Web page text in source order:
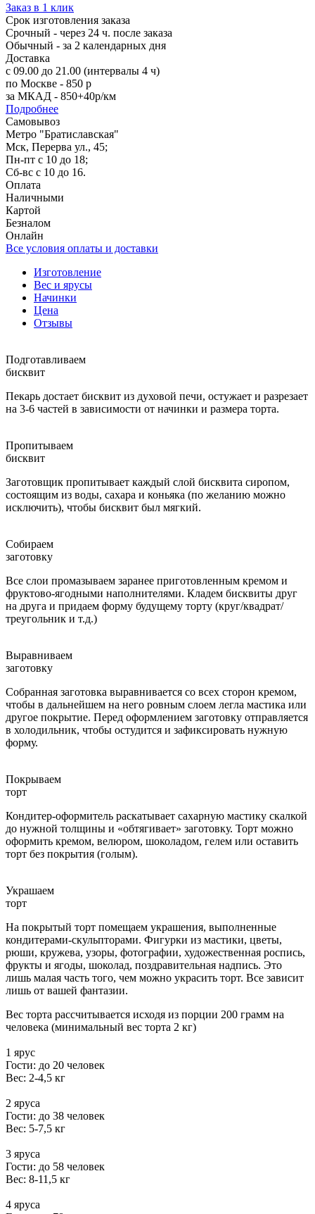
Заказ в 1 клик
Срок изготовления заказа
Срочный - через 24 ч. после заказа
Обычный - за 2 календарных дня
Доставка
с 09.00 до 21.00 (интервалы 4 ч)
по Москве - 850 р
за МКАД - 850+40р/км
Подробнее
Самовывоз
Метро "Братиславская"
Мск, Перерва ул., 45;
Пн-пт с 10 до 18;
Сб-вс с 10 до 16.
Оплата
Наличными
Картой
Безналом
Онлайн
Все условия оплаты и доставки
Изготовление
Вес и ярусы
Начинки
Цена
Отзывы
Подготавливаем
бисквит
Пекарь достает бисквит из духовой печи, остужает и разрезает
на 3-6 частей в зависимости от начинки и размера торта.
Пропитываем
бисквит
Заготовщик пропитывает каждый слой бисквита сиропом,
состоящим из воды, сахара и коньяка (по желанию можно
исключить), чтобы бисквит был мягкий.
Собираем
заготовку
Все слои промазываем заранее приготовленным кремом и
фруктово-ягодными наполнителями. Кладем бисквиты друг
на друга и придаем форму будущему торту (круг/квадрат/
треугольник и т.д.)
Выравниваем
заготовку
Собранная заготовка выравнивается со всех сторон кремом,
чтобы в дальнейшем на него ровным слоем легла мастика или
другое покрытие. Перед оформлением заготовку отправляется
в холодильник, чтобы остудится и зафиксировать нужную
форму.
Покрываем
торт
Кондитер-оформитель раскатывает сахарную мастику скалкой
до нужной толщины и «обтягивает» заготовку. Торт можно
оформить кремом, велюром, шоколадом, гелем или оставить
торт без покрытия (голым).
Украшаем
торт
На покрытый торт помещаем украшения, выполненные
кондитерами-скульпторами. Фигурки из мастики, цветы,
рюши, кружева, узоры, фотографии, художественная роспись,
фрукты и ягоды, шоколад, поздравительная надпись. Это
лишь малая часть того, чем можно украсить торт. Все зависит
лишь от вашей фантазии.
Вес торта рассчитывается исходя из порции 200 грамм на
человека (минимальный вес торта 2 кг)
1 ярус
Гости: до 20 человек
Вес: 2-4,5 кг
2 яруса
Гости: до 38 человек
Вес: 5-7,5 кг
3 яруса
Гости: до 58 человек
Вес: 8-11,5 кг
4 яруса